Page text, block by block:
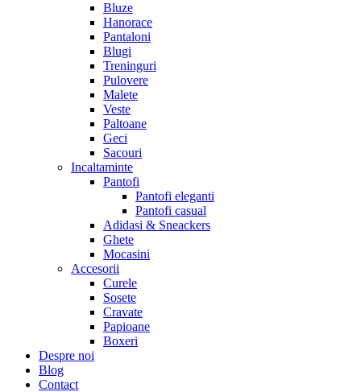
Bluze
Hanorace
Pantaloni
Blugi
Treninguri
Pulovere
Malete
Veste
Paltoane
Geci
Sacouri
Incaltaminte
Pantofi
Pantofi eleganti
Pantofi casual
Adidasi & Sneackers
Ghete
Mocasini
Accesorii
Curele
Sosete
Cravate
Papioane
Boxeri
Despre noi
Blog
Contact